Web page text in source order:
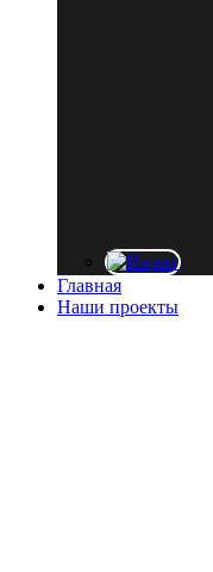
Главная
Наши проекты